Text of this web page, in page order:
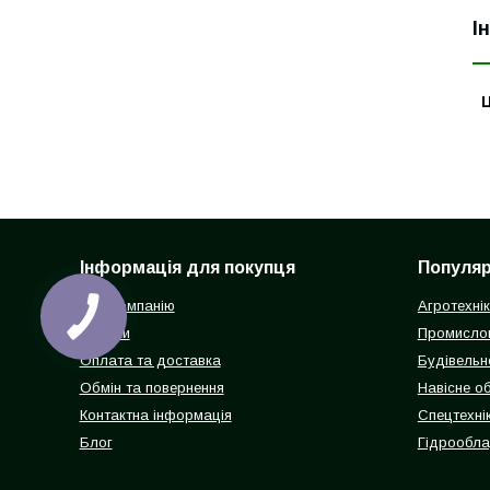
Інформація для покупця
Про компанію
Відгуки
Оплата та доставка
Обмін та повернення
Контактна інформація
Блог
Навісне